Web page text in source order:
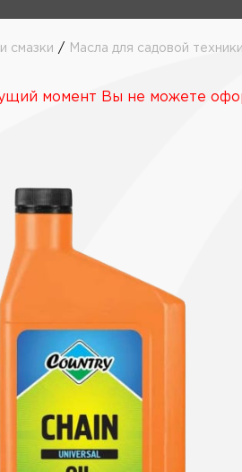
смазки / Масла для садовой техники
момент Вы не можете